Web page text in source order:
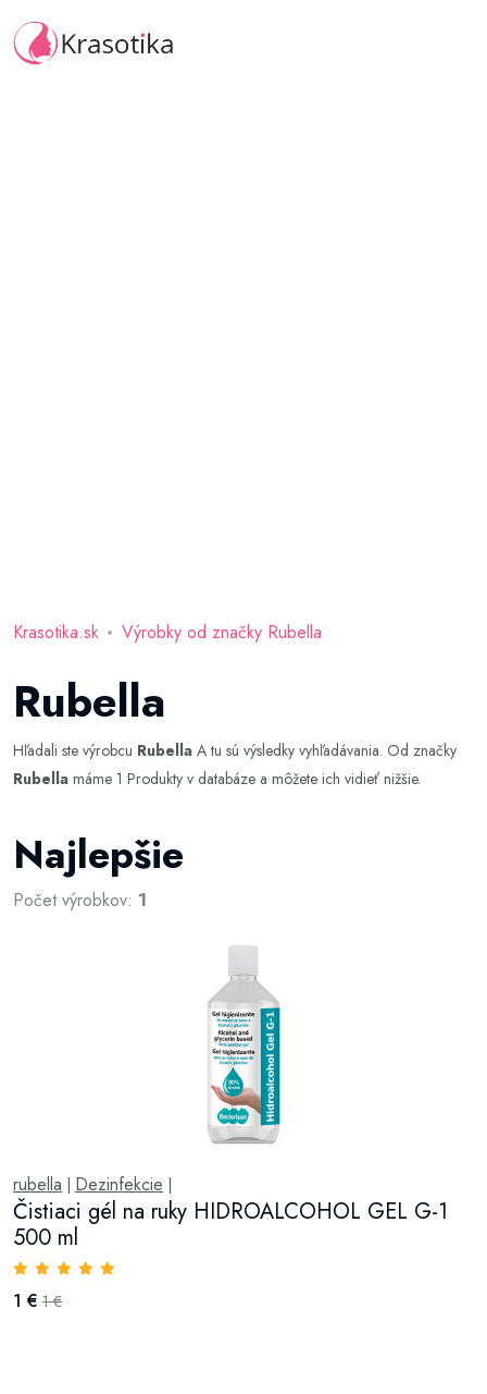
Krasotika.sk Výrobky od značky Rubella
Rubella
Hľadali ste výrobcu Rubella A tu sú výsledky vyhľadávania. Od značky
Rubella máme 1 Produkty v databáze a môžete ich vidieť nižšie.
Najlepšie
Počet výrobkov: 1
rubella Dezinfekcie
Čistiaci gél na ruky HIDROALCOHOL GEL G-1
500 ml
1 € 1 €